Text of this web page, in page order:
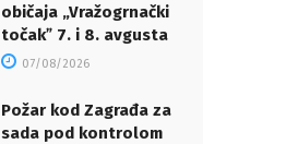
običaja „Vražogrnački
točakˮ 7. i 8. avgusta
07/08/2026
Požar kod Zagrađa za
sada pod kontrolom